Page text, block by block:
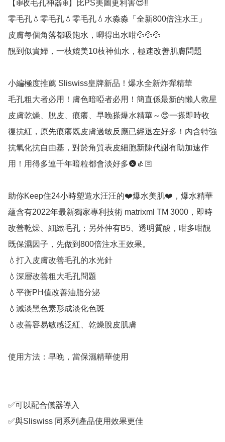
【❄️收毛孔神器❄️】比PS美圖更利害😍‼️
零毛孔💧零毛孔💧零毛孔💧水淼淼「全新800倍注水王」
皮膚每個角落都吸飽水，唧得出水咁💦💦💦
靚到似貴婦，一枝媲美10枝神仙水，極速改善肌膚問題
小編極度推薦 Sliswiss皇牌新品！爆水全新炸彈精華
毛孔粗大者必用！膚色暗啞者必用！簡直係最新的懶人救星
皮膚乾燥、脫皮、痕癢、早晚搽爆水精華～😍一搽即時收
復抗紅，原先痕癢既皮膚過敏反應已經退左好多！內含特強
抗氧化抗自由基，對於角質表皮細胞新陳代謝有助加速作
用！用得多連千年暗粒都會淡好多🌚👍🏻
助你Keep住24小時塑造水汪汪的❤️爆水美肌❤️，爆水精華
蘊含有2022年最新獨家專利技術 matrixml TM 3000，即時
改善乾燥、細緻毛孔；另外仲有B5、透明質酸，咁多咁靚
既保濕因子，先做到800倍注水王效果。
💧打入皮膚改善毛孔的水光針
💧深層改善粗大毛孔問題
💧平衡PH值改善油脂分泌
💧減淡黑色素形成淡化色斑
💧改善容易敏感泛紅、乾燥脫皮肌膚
使用方法：早晚，當保濕精華使用
✅可以配合儀器導入
✅與Sliswiss 同系列產品使用效果更佳